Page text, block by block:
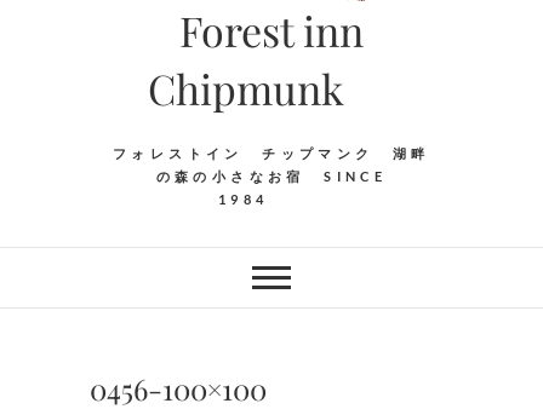
Forest inn
Chipmunk
フォレストイン チップマンク 湖畔
の森の小さなお宿 SINCE
1984
0456-100×100